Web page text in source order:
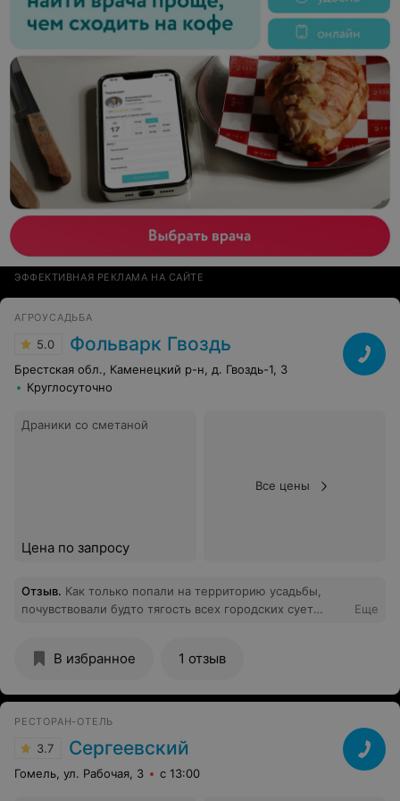
ЭФФЕКТИВНАЯ РЕКЛАМА НА САЙТЕ
АГРОУСАДЬБА
5.0 Фольварк Гвоздь
Брестская обл., Каменецкий р-н, д. Гвоздь-1, 3
Круглосуточно
Драники со сметаной
Цена по запросу
Все цены
Отзыв. Как только попали на территорию усадьбы,
почувствовали будто тягость всех городских сует
уюта этого прекрасного места.С прихожей заметно
Преобладающими материалами являются дуб и
камень. Все до тончайших мелочей сочетается и
приятней. Отличные номера. очень свежие и
аккуратные. Дубовые массивные кровати обеспечили
Еще
В избранное 1 отзыв
РЕСТОРАН-ОТЕЛЬ
3.7 Сергеевский
Гомель, ул. Рабочая, 3 с 13:00